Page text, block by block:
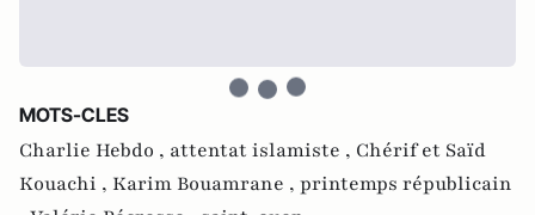
MOTS-CLES
Charlie Hebdo , attentat islamiste , Chérif et Saïd
Kouachi , Karim Bouamrane , printemps républicain